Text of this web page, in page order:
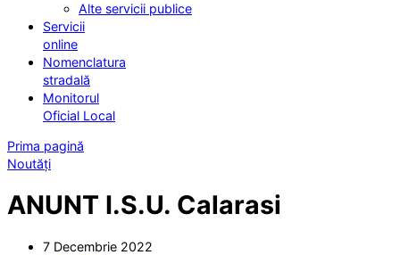
Alte servicii publice
Servicii
online
Nomenclatura
stradală
Monitorul
Oficial Local
Prima pagină
Noutăți
ANUNT I.S.U. Calarasi
7 Decembrie 2022